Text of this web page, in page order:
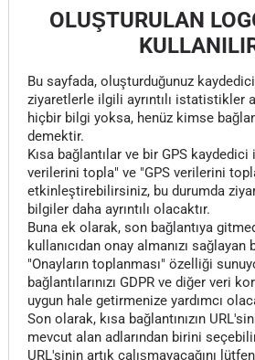
OLUŞTURULAN
Bu sayfada, oluşturduğunuz
ziyaretlerle ilgili ayrıntılı istatistikler
hiçbir bilgi yoksa, henüz kimse
demektir.
Kısa bağlantılar ve bir GPS kaydedici
verilerini topla" ve "GPS verilerini
etkinleştirebilirsiniz, bu durumda
bilgiler daha ayrıntılı olacaktır.
Buna ek olarak, son bağlantıya
kullanıcıdan onay almanızı sağlayan
"Onayların toplanması" özelliği
bağlantılarınızı GDPR ve diğer veri
uygun hale getirmenize yardımcı
Son olarak, kısa bağlantınızın
mevcut alan adlarından birini
URL'sinin artık çalışmayacağını